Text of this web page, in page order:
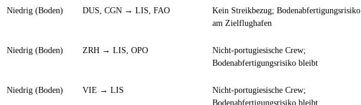
Niedrig (Boden) DUS, CGN → LIS, FAO
Kein Streikbezug; Bodenabfertigungsrisiko
am Zielflughafen
Niedrig (Boden) ZRH → LIS, OPO
Nicht-portugiesische Crew;
Bodenabfertigungsrisiko bleibt
Niedrig (Boden) VIE → LIS
Nicht-portugiesische Crew;
Bodenabfertigungsrisiko bleibt